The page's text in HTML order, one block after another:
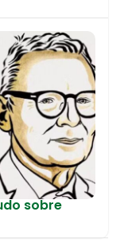
sobre